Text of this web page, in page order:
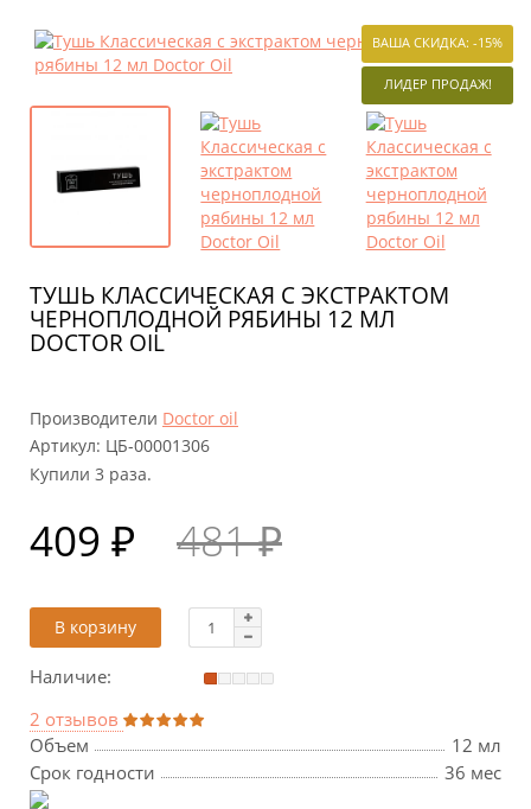
ВАША СКИДКА: -15%
ЛИДЕР ПРОДАЖ!
ТУШЬ КЛАССИЧЕСКАЯ С ЭКСТРАКТОМ
ЧЕРНОПЛОДНОЙ РЯБИНЫ 12 МЛ
DOCTOR OIL
Производители Doctor oil
Артикул: ЦБ-00001306
Купили 3 раза.
409 ₽ 481 ₽
В корзину
Наличие:
2 отзывов
Объем
12 мл
Срок годности
36 мес